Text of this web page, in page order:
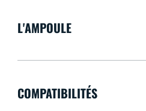
L'AMPOULE
COMPATIBILITÉS